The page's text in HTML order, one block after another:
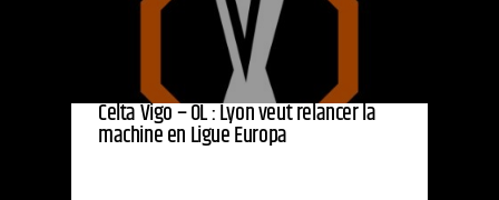
Celta Vigo – OL : Lyon veut relancer la
machine en Ligue Europa